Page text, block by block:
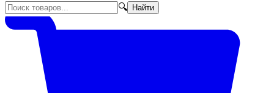
🔍
Найти